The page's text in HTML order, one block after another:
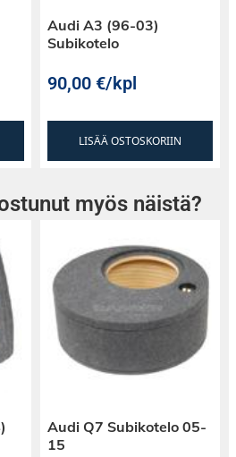
Audi A3 (96-03)
Subikotelo
90,00€/kpl
LISÄÄ OSTOSKORIIN
myös näistä?
Audi Q7 Subikotelo 05-
15